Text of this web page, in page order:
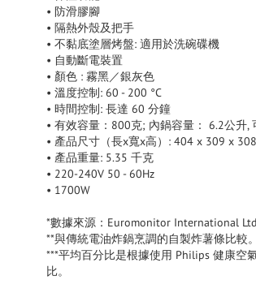
• 防滑膠腳
• 隔熱外殼及把手
• 不黏底塗層烤盤: 適用於洗碗碟機
• 自動斷電裝置
• 顏色 : 霧黑／銀灰色
• 溫度控制: 60 - 200 °C
• 時間控制: 長達 60 分鐘
• 有效容量：800克; 內鍋容量： 6.2公升
• 產品尺寸（長x寬x高）: 404 x 309 x
• 產品重量: 5.35 千克
• 220-240V 50 - 60Hz
• 1700W
*數據來源：Euromonitor International
**與傳統電油炸鍋烹調的自製炸薯條比較。
***平均百分比是根據使用 Philips 健康空
比。